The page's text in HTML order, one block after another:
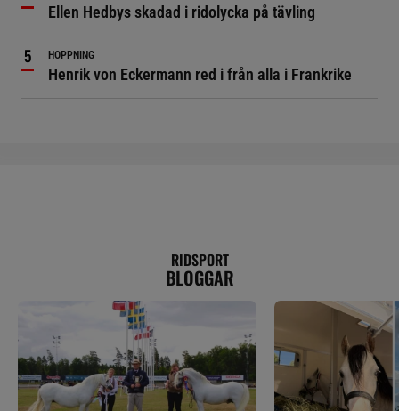
Ellen Hedbys skadad i ridolycka på tävling
HOPPNING
Henrik von Eckermann red i från alla i Frankrike
RIDSPORT
BLOGGAR